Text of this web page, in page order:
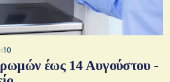
έως 14 Αυγούστου -